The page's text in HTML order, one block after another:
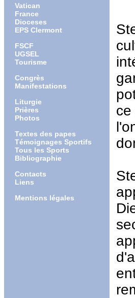
Vatican
France
Dioceses
EPS Clermont
FSCF
UGSEL
Tourisme
Congrès
Manifestations
Liturgie
Prières
Photos
Textes des papes
Témoignages Sportifs
Tous les Sports
Bibliographie
Contacts
Liens
Mentions légales